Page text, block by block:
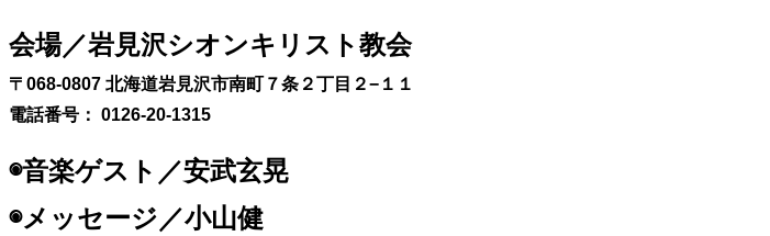
会場／岩見沢シオンキリスト教会
〒068-0807 北海道岩見沢市南町７条２丁目２−１１
電話番号： 0126-20-1315
◉音楽ゲスト／安武玄晃
◉メッセージ／小山健